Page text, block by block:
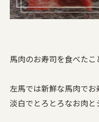
馬肉のお寿司を食べた
左馬では新鮮な馬肉で
淡白でとろとろなお肉